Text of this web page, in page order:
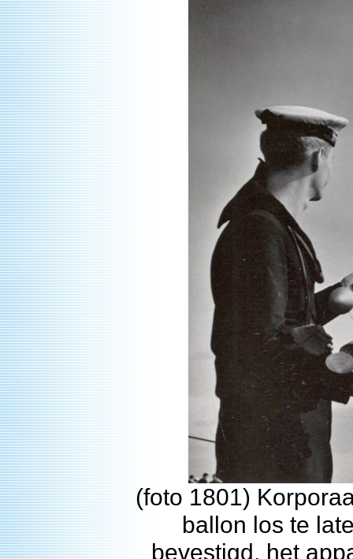
(foto 1801)
ballon los te
bevestigd, het